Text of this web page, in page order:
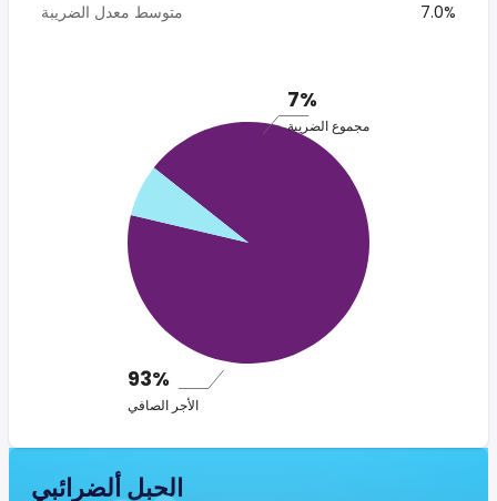
متوسط معدل الضريبة
7.0%
7%
مجموع الضريبة
93%
الأجر الصافي
الجبل ألضرائبي